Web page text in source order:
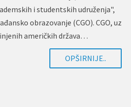
i studentskih udruženja",
obrazovanje (CGO). CGO, uz
američkih država…
OPŠIRNIJE..